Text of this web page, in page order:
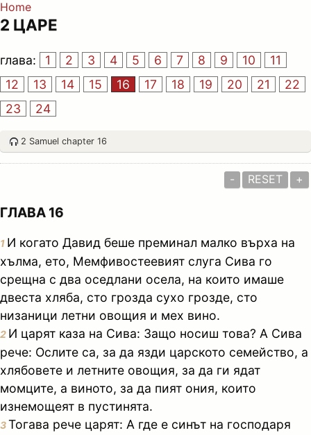
Home
2 ЦАРЕ
глава: 1 2 3 4 5 6 7 8 9 10
11
12
13 14 15 16 17 18 19 20 21
22
23
24
2 Samuel chapter 16
- RESET +
ГЛАВА 16
1 И когато Давид беше преминал малко върха на
хълма, ето, Мемфивостеевият слуга Сива го
срещна с два оседлани осела, на които имаше
двеста хляба, сто грозда сухо грозде, сто
низаници летни овощия и мех вино.
2 И царят каза на Сива: Защо носиш това? А Сива
рече: Ослите са, за да язди царското семейство, а
хлябовете и летните овощия, за да ги ядат
момците, а виното, за да пият ония, които
изнемощеят в пустинята.
3Тогава рече царят: А где е синът на господаря